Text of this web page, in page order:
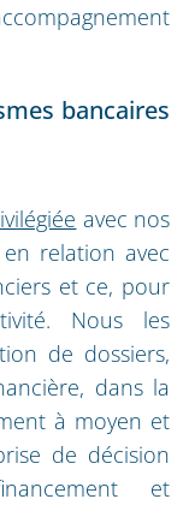
bancaires
avec nos
relation avec
et ce, pour
Nous les
de dossiers,
dans la
à moyen et
de décision
et